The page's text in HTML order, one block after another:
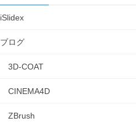
iSlidex
ブログ
3D-COAT
CINEMA4D
ZBrush